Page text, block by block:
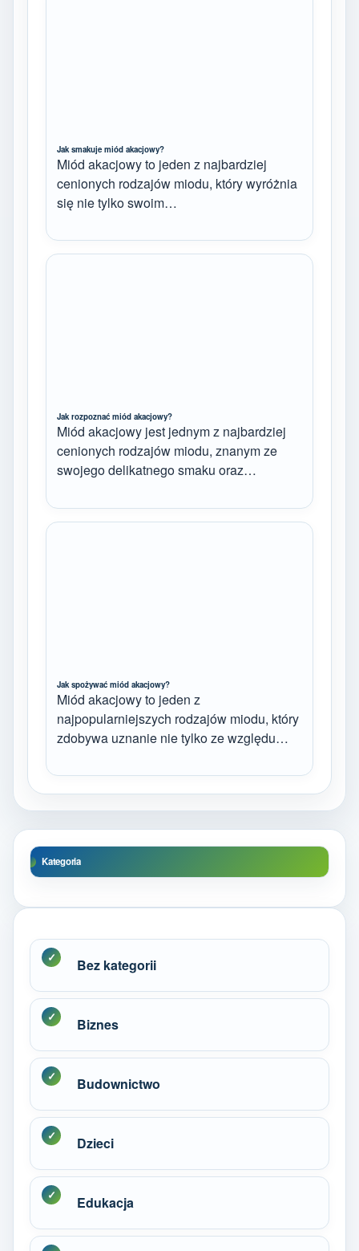
Jak smakuje miód akacjowy?
Miód akacjowy to jeden z najbardziej
cenionych rodzajów miodu, który wyróżnia
się nie tylko swoim…
Jak rozpoznać miód akacjowy?
Miód akacjowy jest jednym z najbardziej
cenionych rodzajów miodu, znanym ze
swojego delikatnego smaku oraz…
Jak spożywać miód akacjowy?
Miód akacjowy to jeden z
najpopularniejszych rodzajów miodu, który
zdobywa uznanie nie tylko ze względu…
Kategoria
Bez kategorii
Biznes
Budownictwo
Dzieci
Edukacja